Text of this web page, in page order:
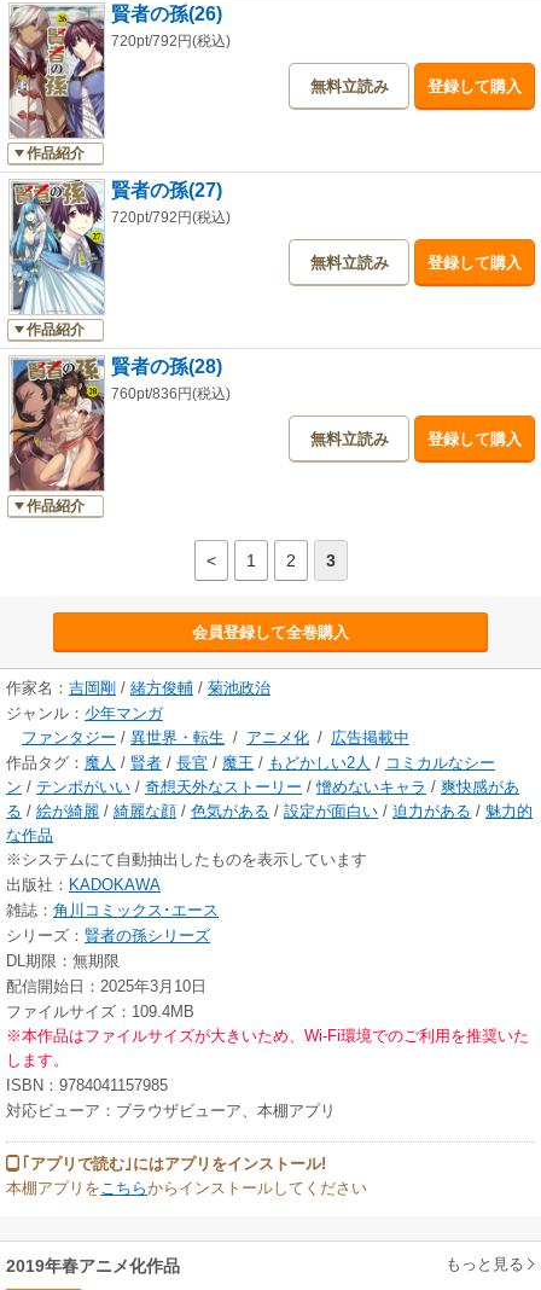
作品紹介
賢者の孫(26)
720pt/792円(税込)
無料立読み 登録して購入
作品紹介
賢者の孫(27)
720pt/792円(税込)
無料立読み 登録して購入
作品紹介
賢者の孫(28)
760pt/836円(税込)
無料立読み 登録して購入
< 1 2 3
会員登録して全巻購入
作家名： 吉岡剛 / 緒方俊輔 / 菊池政治
ジャンル： 少年マンガ
ファンタジー / 異世界・転生 / アニメ化 / 広告掲載中
作品タグ： 魔人 / 賢者 / 長官 / 魔王 / もどかしい2人 / コミカルなシー
ン / テンポがいい / 奇想天外なストーリー /憎めないキャラ / 爽快感があ
る / 絵が綺麗 / 綺麗な顔 / 色気がある / 設定が面白い / 迫力がある / 魅力的
な作品
※システムにて自動抽出したものを表示しています
出版社： KADOKAWA
雑誌： 角川コミックス･エース
シリーズ： 賢者の孫シリーズ
DL期限：無期限
配信開始日：2025年3月10日
ファイルサイズ：109.4MB
※本作品はファイルサイズが大きいため、Wi-Fi環境でのご利用を推奨いた
します。
ISBN：9784041157985
対応ビューア：ブラウザビューア、本棚アプリ
｢アプリで読む｣にはアプリをインストール!
本棚アプリを こちらからインストールしてください
2019年春アニメ化作品 もっと見る